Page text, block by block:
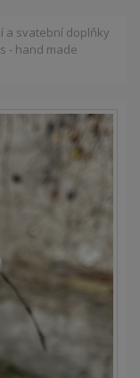
a svatební doplňky
- hand made